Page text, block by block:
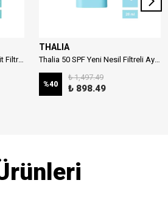
Thalia 50SPF Yeni Nesil Hibrit Filtreli Çocuk Güneş Sütü 150ml
THALIA
%40
₺ 1,497.49
₺ 898.49